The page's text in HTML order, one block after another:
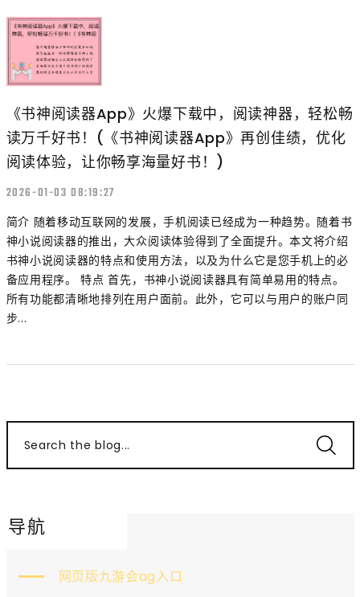
《书神阅读器App》火爆下载中，阅读神器，轻松畅
读万千好书！(《书神阅读器App》再创佳绩，优化
阅读体验，让你畅享海量好书！)
2026-01-03 08:19:27
简介 随着移动互联网的发展，手机阅读已经成为一种趋势。随着书
神小说阅读器的推出，大众阅读体验得到了全面提升。本文将介绍
书神小说阅读器的特点和使用方法，以及为什么它是您手机上的必
备应用程序。 特点 首先，书神小说阅读器具有简单易用的特点。
所有功能都清晰地排列在用户面前。此外，它可以与用户的账户同
步...
Search the blog...
导航
网页版九游会ag入口